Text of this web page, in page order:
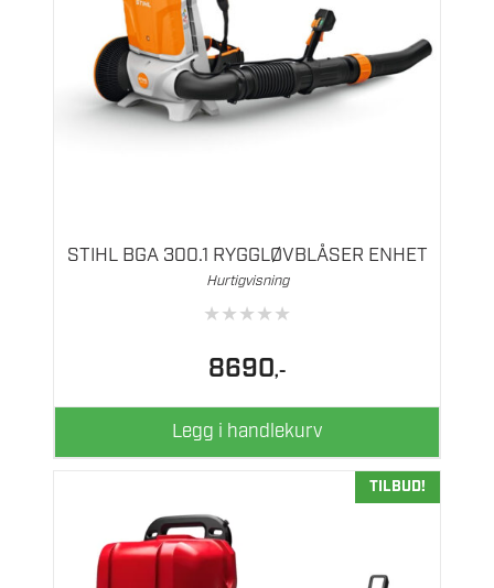
STIHL BGA 300.1 RYGGLØVBLÅSER ENHET
Hurtigvisning
★★★★★
8690,-
Legg i handlekurv
TILBUD!